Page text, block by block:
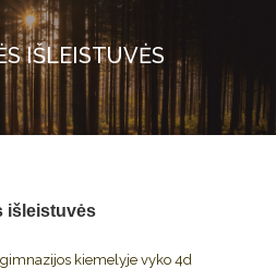
IŠLEISTUVĖS
išleistuvės
kiemelyje vyko 4d